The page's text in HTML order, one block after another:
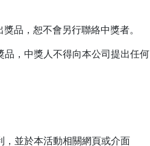
品，恕不會另行聯絡中獎者。
品，中獎人不得向本公司提出任何
，並於本活動相關網頁或介面